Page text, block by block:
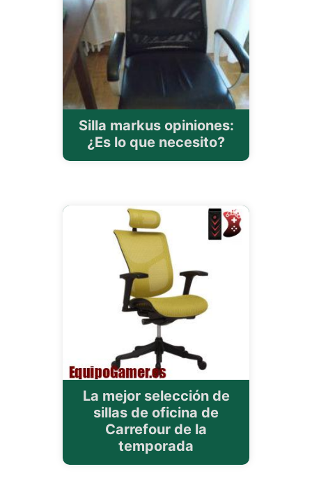
Silla markus opiniones:
¿Es lo que necesito?
La mejor selección de
sillas de oficina de
Carrefour de la
temporada